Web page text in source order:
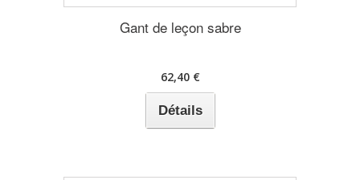
Gant de leçon sabre
62,40 €
Détails